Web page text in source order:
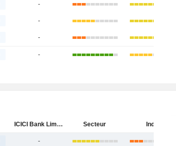
-
-
-
-
ICICI Bank Limited Secteur Inde
-